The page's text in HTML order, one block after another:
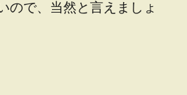
ので、当然と言えましょ